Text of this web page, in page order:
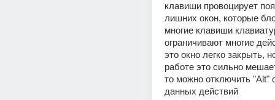
клавиши провоцирует
лишних окон, которые
многие клавиши
ограничивают многие
это окно легко закрыть,
работе это сильно
то можно отключить "Alt"
данных действий